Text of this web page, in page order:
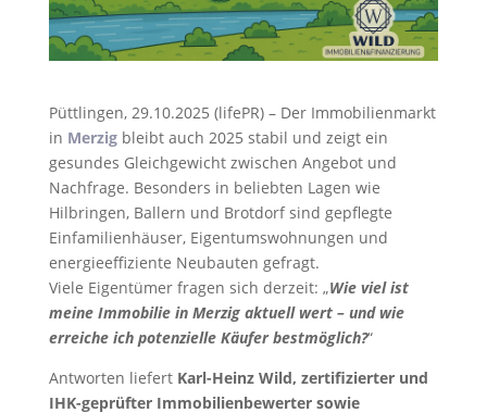
Püttlingen, 29.10.2025 (lifePR) – Der Immobilienmarkt
in Merzigbleibt auch 2025 stabil und zeigt ein
gesundes Gleichgewicht zwischen Angebot und
Nachfrage. Besonders in beliebten Lagen wie
Hilbringen, Ballern und Brotdorf sind gepflegte
Einfamilienhäuser, Eigentumswohnungen und
energieeffiziente Neubauten gefragt.
Viele Eigentümer fragen sich derzeit: „Wie viel ist
meine Immobilie in Merzig aktuell wert – und wie
erreiche ich potenzielle Käufer bestmöglich?“
Antworten liefert Karl-Heinz Wild, zertifizierter und
IHK-geprüfter Immobilienbewerter sowie